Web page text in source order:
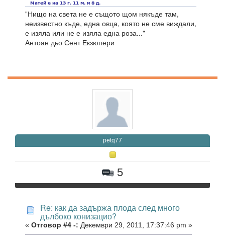
"Нищо на света не е същото щом някъде там,
неизвестно къде, една овца, която не сме виждали,
е изяла или не е изяла една роза..."
Антоан дьо Сент Екзюпери
petq77
5
Re: как да задържа плода след много
дълбоко конизацио?
« Отговор #4 -: Декември 29, 2011, 17:37:46 pm »